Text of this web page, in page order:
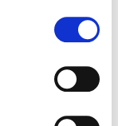
Anzeigen zu